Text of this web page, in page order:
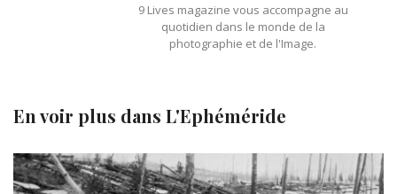
9 Lives magazine vous accompagne au
quotidien dans le monde de la
photographie et de l'Image.
En voir plus dans L'Ephéméride